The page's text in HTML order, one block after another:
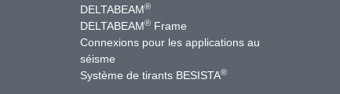
DELTABEAM®
DELTABEAM® Frame
Connexions pour les applications au
séisme
Système de tirants BESISTA®
Contactez-nous